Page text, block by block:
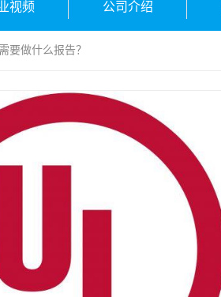
视频 公司介绍
要做什么报告？